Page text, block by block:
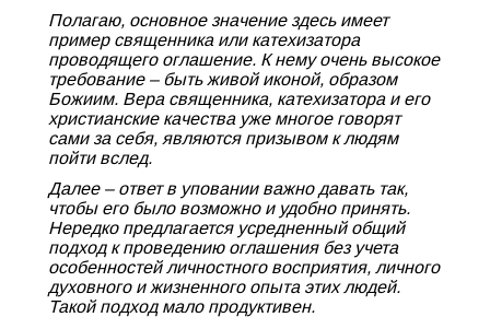
Полагаю, основное значение здесь имеет
пример священника или катехизатора
проводящего оглашение. К нему очень высокое
требование – быть живой иконой, образом
Божиим. Вера священника, катехизатора и его
христианские качества уже многое говорят
сами за себя, являются призывом к людям
пойти вслед.
Далее – ответ в уповании важно давать так,
чтобы его было возможно и удобно принять.
Нередко предлагается усредненный общий
подход к проведению оглашения без учета
особенностей личностного восприятия, личного
духовного и жизненного опыта этих людей.
Такой подход мало продуктивен.